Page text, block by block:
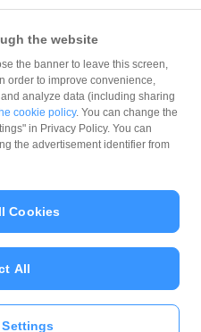
取るを利用した取引の報告
the website
the banner to leave this screen,
order to improve convenience,
analyze data (including sharing
cookie policy. You can change the
in Privacy Policy. You can
the advertisement identifier from
All
Cookies